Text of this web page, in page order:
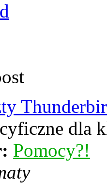
dla
Pomocy?!